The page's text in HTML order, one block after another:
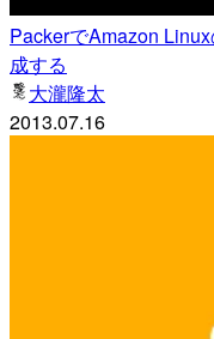
PackerでAmazon
成する
大瀧隆太
2013.07.16